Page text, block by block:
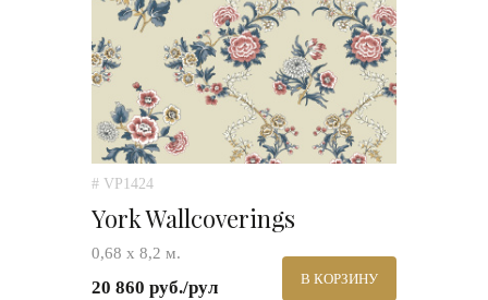
# VP1424
York Wallcoverings
0,68 х 8,2 м.
20 860 руб./рул В КОРЗИНУ